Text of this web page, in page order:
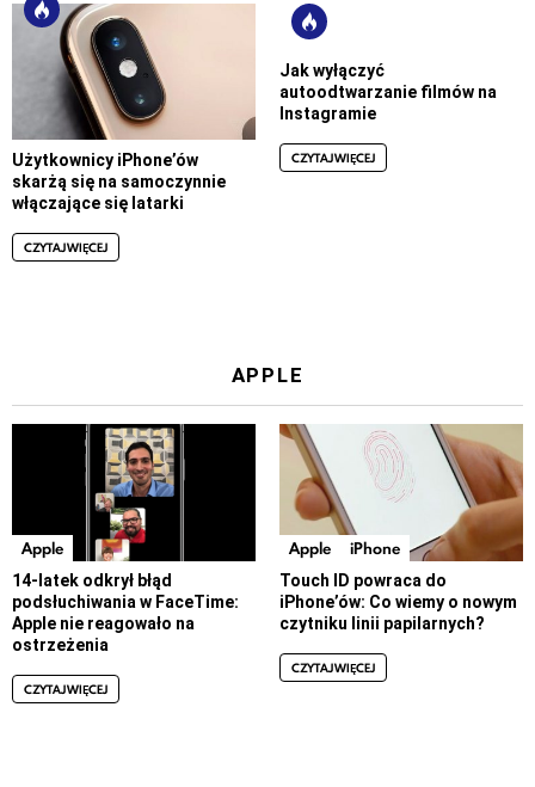
Użytkownicy iPhone’ów
skarżą się na samoczynnie
włączające się latarki
CZYTAJ WIĘCEJ
Jak wyłączyć
autoodtwarzanie filmów na
Instagramie
CZYTAJ WIĘCEJ
APPLE
Apple
14-latek odkrył błąd
podsłuchiwania w FaceTime:
Apple nie reagowało na
ostrzeżenia
CZYTAJ WIĘCEJ
Apple iPhone
Touch ID powraca do
iPhone’ów: Co wiemy o nowym
czytniku linii papilarnych?
CZYTAJ WIĘCEJ